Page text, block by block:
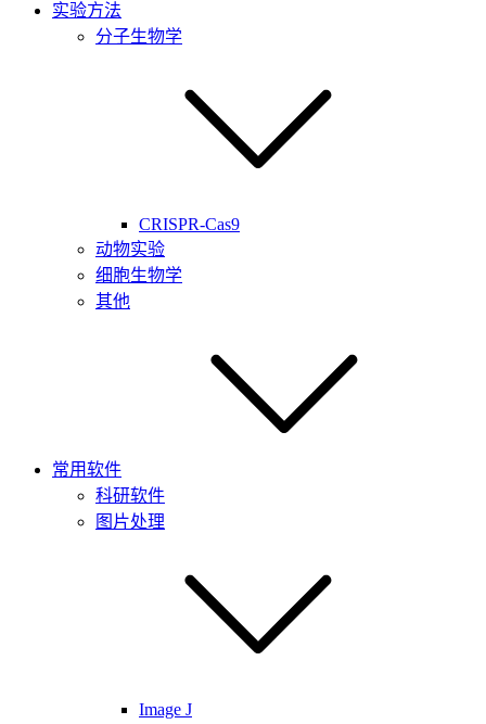
实验方法
分子生物学
CRISPR-Cas9
动物实验
细胞生物学
其他
常用软件
科研软件
图片处理
Image J